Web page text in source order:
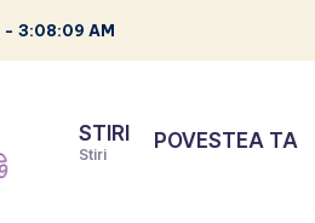
- 3:08:10 AM
STIRI
Stiri
POVESTEA TA